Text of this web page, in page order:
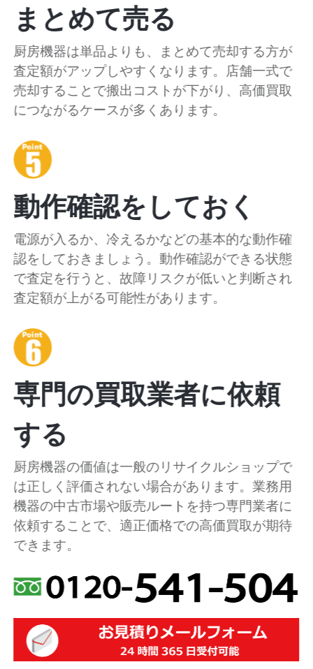
まとめて売る
厨房機器は単品よりも、まとめて売却する方が
査定額がアップしやすくなります。店舗一式で
売却することで搬出コストが下がり、高価買取
につながるケースが多くあります。
動作確認をしておく
電源が入るか、冷えるかなどの基本的な動作確
認をしておきましょう。動作確認ができる状態
で査定を行うと、故障リスクが低いと判断され
査定額が上がる可能性があります。
専門の買取業者に依頼
する
厨房機器の価値は一般のリサイクルショップで
は正しく評価されない場合があります。業務用
機器の中古市場や販売ルートを持つ専門業者に
依頼することで、適正価格での高価買取が期待
できます。